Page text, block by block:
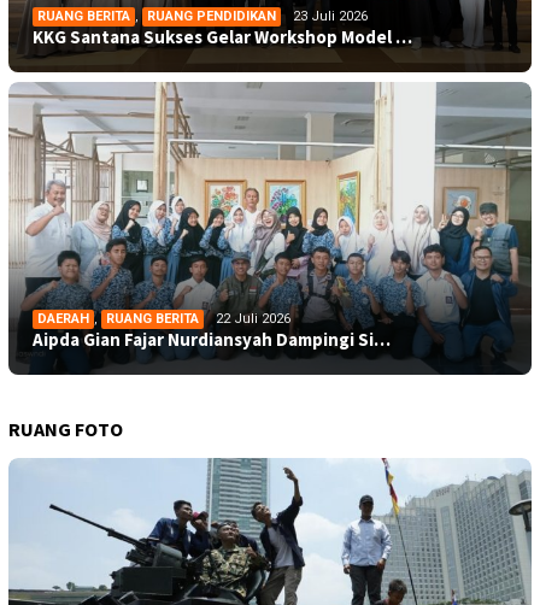
RUANG BERITA , RUANG PENDIDIKAN 23 Juli 2026
KKG Santana Sukses Gelar Workshop Model …
DAERAH , RUANG BERITA 22 Juli 2026
Aipda Gian Fajar Nurdiansyah Dampingi Si…
RUANG FOTO